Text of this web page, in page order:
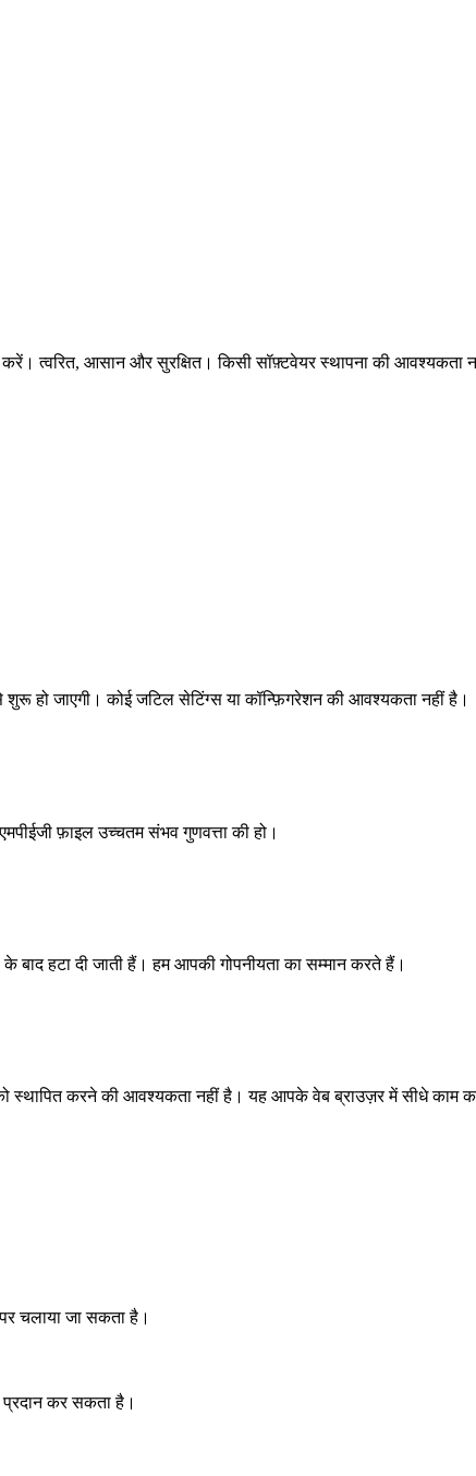
त्वरित, आसान और सुरक्षित। किसी सॉफ़्टवेयर स्थापना की आवश्यकता
हो जाएगी। कोई जटिल सेटिंग्स या कॉन्फ़िगरेशन की आवश्यकता नहीं है।
फ़ाइल उच्चतम संभव गुणवत्ता की हो।
हटा दी जाती हैं। हम आपकी गोपनीयता का सम्मान करते हैं।
स्थापित करने की आवश्यकता नहीं है। यह आपके वेब ब्राउज़र में सीधे काम
चलाया जा सकता है।
प्रदान कर सकता है।